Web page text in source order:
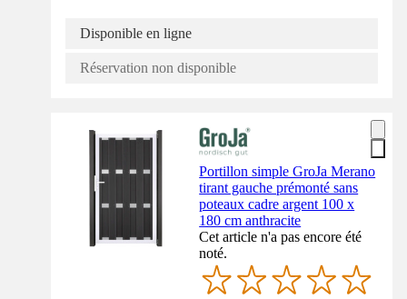
Disponible en ligne
Réservation non disponible
Portillon simple GroJa Merano
tirant gauche prémonté sans
poteaux cadre argent 100 x
180 cm anthracite
Cet article n'a pas encore été
noté.